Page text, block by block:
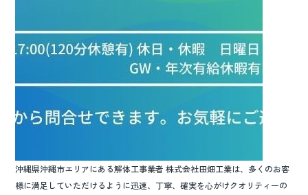
k
沖縄県沖縄市エリアにある解体工事業者 株式会社田畑工業は、多くのお客
様に満足していただけるように迅速、丁寧、確実を心がけクオリティーの